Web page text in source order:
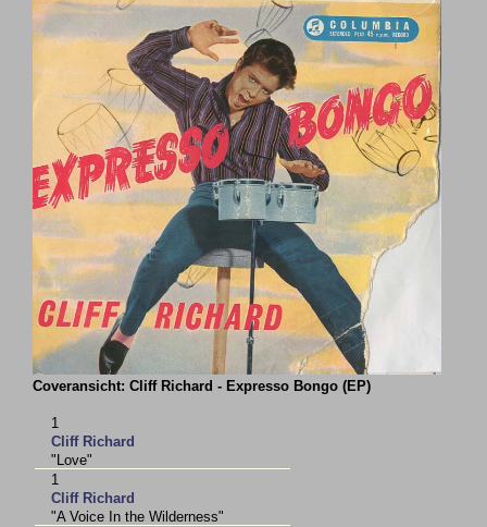
Coveransicht: Cliff Richard - Expresso Bongo (EP)
1
Cliff Richard
"Love"
1
Cliff Richard
"A Voice In the Wilderness"